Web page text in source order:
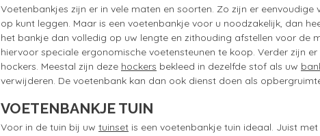
Voetenbankjes zijn er in vele maten en soorten. Zo zijn er
op kunt leggen. Maar is een voetenbankje voor u noodzakelijk, dan
het bankje dan volledig op uw lengte en zithouding afstellen voor de
hiervoor speciale ergonomische voetensteunen te koop. Verder zijn
hockers. Meestal zijn deze hockers bekleed in dezelfde stof als uw
verwijderen. De voetenbank kan dan ook dienst doen als
VOETENBANKJE TUIN
Voor in de tuin bij uw tuinset is een voetenbankje tuin ideaal. Juist